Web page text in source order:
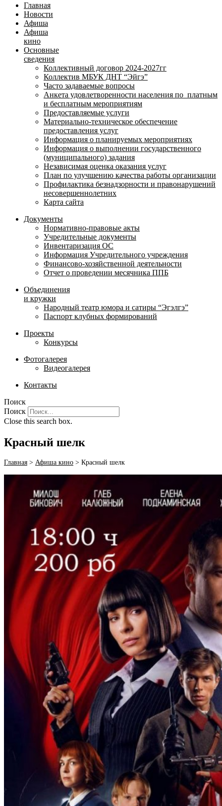
Главная
Новости
Афиша
Афиша
кино
Основные
сведения
Коллективный договор 2024-2027гг
Коллектив МБУК ДНТ “Эйгэ”
Часто задаваемые вопросы
Анкета удовлетворенности населения по платным
и бесплатным мероприятиям
Предоставляемые услуги
Материально-техническое обеспечение
предоставления услуг
Информация о планируемых мероприятиях
Информация о выполнении государственного
(муниципального) задания
Независимая оценка оказания услуг
План по улучшению качества работы организации
Профилактика безнадзорности и правонарушений
несовершеннолетних
Карта сайта
Документы
Нормативно-правовые акты
Учредительные документы
Инвентаризация ОС
Информация Учредительного учреждения
Финансово-хозяйственной деятельности
Отчет о проведении месячника ППБ
Объединения
и кружки
Народный театр юмора и сатиры “Эгэлгэ”
Паспорт клубных формирований
Проекты
Конкурсы
Фотогалерея
Видеогалерея
Контакты
Поиск
Поиск
Close this search box.
Красный шелк
Главная > Афиша кино > Красный шелк